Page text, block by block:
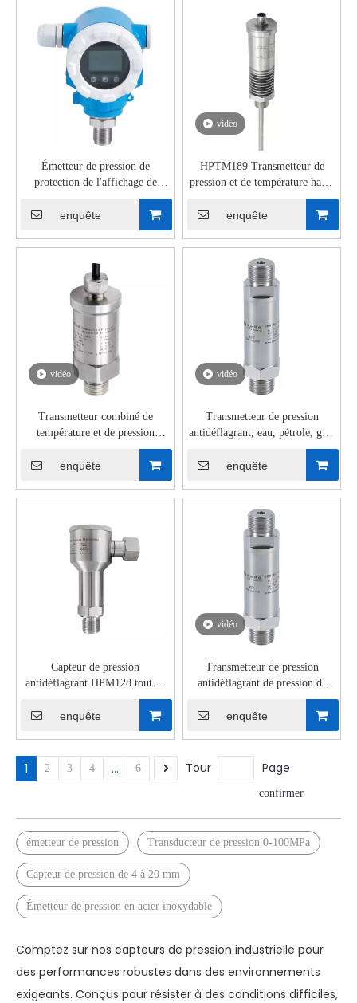
Émetteur de pression de
protection de l'affichage de
l'écran écran intelligent HPM240
Smart Affichage
enquête
vidéo
HPTM189 Transmetteur de
pression et de température haute
température jusqu'à 350 ℃
enquête
vidéo
Transmetteur combiné de
température et de pression
enquête
vidéo
Transmetteur de pression
antidéflagrant, eau, pétrole, gaz,
enquête
Capteur de pression
antidéflagrant HPM128 tout en
enquête
vidéo
Transmetteur de pression
antidéflagrant de pression de
gaz, de pétrole et d'eau,
HPM188 4-20mA, précision
enquête
1 2 3 4 ... 6 Tour Page
confirmer
émetteur de pression Transducteur de pression 0-100MPa
Capteur de pression de 4 à 20 mm
Émetteur de pression en acier inoxydable
Comptez sur nos capteurs de pression industrielle pour
des performances robustes dans des environnements
exigeants. Conçus pour résister à des conditions difficiles,